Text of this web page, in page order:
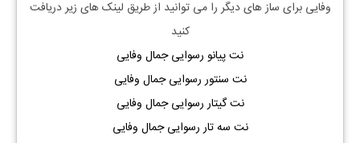
وفاییبرای ساز های دیگر را می توانید از طریق لینک های زیر دریافت
کنید
نت پیانو رسوایی جمال وفایی
نت سنتور رسوایی جمال وفایی
نت گیتار رسوایی جمال وفایی
نت سه تار رسوایی جمال وفایی